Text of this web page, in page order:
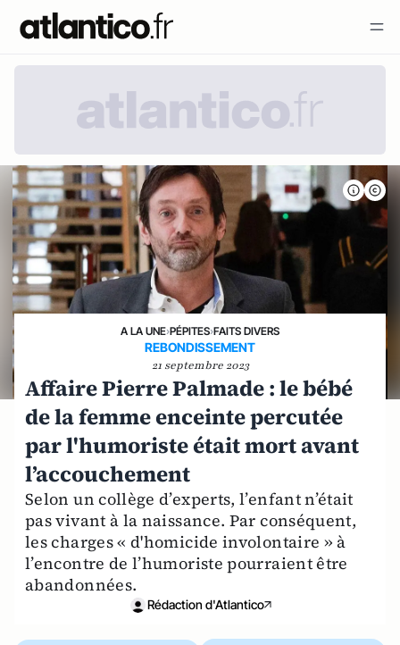
A LA UNE›PÉPITES›FAITS DIVERS
REBONDISSEMENT
21 septembre 2023
Affaire Pierre Palmade : le bébé
de la femme enceinte percutée
par l'humoriste était mort avant
l’accouchement
Selon un collège d’experts, l’enfant n’était
pas vivant à la naissance. Par conséquent,
les charges « d'homicide involontaire » à
l’encontre de l’humoriste pourraient être
abandonnées.
Rédaction d'Atlantico